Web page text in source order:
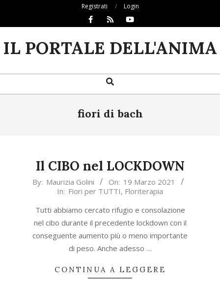
Registrati Login
IL PORTALE DELL'ANIMA
Navigation
Search
fiori di bach
Il CIBO nel LOCKDOWN
2021-
19
By: Maurizia Golini On: 19 Marzo 2021
In: Fiori per TUTTI, Floriterapia
Tutti abbiamo cercato rifugio e consolazione
nel cibo durante il precedente lockdown con il
conseguente aumento più o meno importante
di peso. Anche adesso …
CONTINUA A LEGGERE